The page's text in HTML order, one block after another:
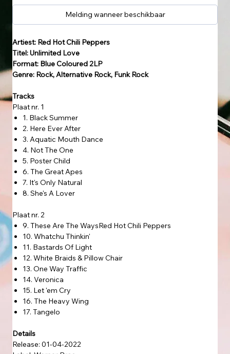
Melding wanneer beschikbaar
Artiest: Red Hot Chili Peppers
Titel: Unlimited Love
Format: Blue Coloured 2LP
Genre: Rock, Alternative Rock, Funk Rock
Tracks
Plaat nr. 1
1. Black Summer
2. Here Ever After
3. Aquatic Mouth Dance
4. Not The One
5. Poster Child
6. The Great Apes
7. It's Only Natural
8. She's A Lover
Plaat nr. 2
9. These Are The WaysRed Hot Chili Peppers
10. Whatchu Thinkin'
11. Bastards Of Light
12. White Braids & Pillow Chair
13. One Way Traffic
14. Veronica
15. Let 'em Cry
16. The Heavy Wing
17. Tangelo
Details
Release: 01-04-2022